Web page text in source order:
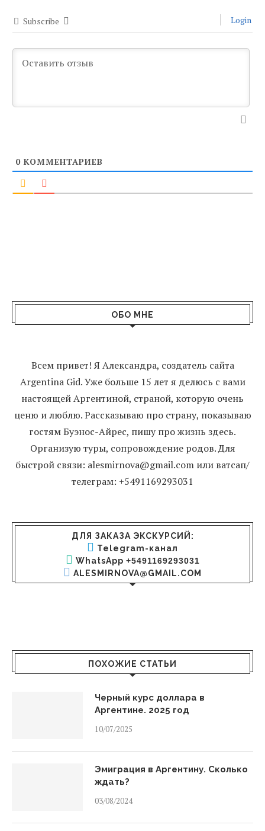
Subscribe Login
0 КОММЕНТАРИЕВ
ОБО МНЕ
Всем привет! Я Александра, создатель сайта
Argentina Gid. Уже больше 15 лет я делюсь с вами
настоящей Аргентиной, страной, которую очень
ценю и люблю. Рассказываю про страну, показываю
гостям Буэнос-Айрес, пишу про жизнь здесь.
Организую туры, сопровождение родов. Для
быстрой связи: alesmirnova@gmail.com или ватсап/
телеграм: +5491169293031
ДЛЯ ЗАКАЗА ЭКСКУРСИЙ:
Telegram-канал
WhatsApp +5491169293031
ALESMIRNOVA@GMAIL.COM
ПОХОЖИЕ СТАТЬИ
Черный курс доллара в
Аргентине. 2025 год
10/07/2025
Эмиграция в Аргентину. Сколько
ждать?
03/08/2024